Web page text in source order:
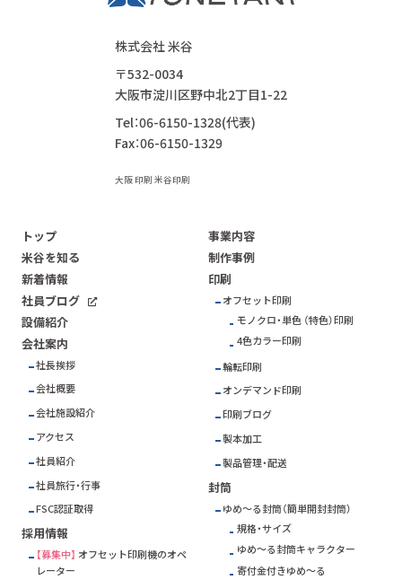
株式会社 米谷
〒532-0034
大阪市淀川区野中北2丁目1-22
Tel：06-6150-1328(代表)
Fax：06-6150-1329
大阪 印刷 米谷印刷
トップ
米谷を知る
新着情報
社員ブログ
設備紹介
会社案内
社長挨拶
会社概要
会社施設紹介
アクセス
社員紹介
社員旅行・行事
FSC認証取得
採用情報
【募集中】 オフセット印刷機のオペ
レーター
事業内容
制作事例
印刷
オフセット印刷
モノクロ・単色 （特色）印刷
4色カラー印刷
輪転印刷
オンデマンド印刷
印刷ブログ
製本加工
製品管理・配送
封筒
ゆめ～る封筒（簡単開封封筒）
規格・サイズ
ゆめ～る封筒キャラクター
寄付金付きゆめ～る